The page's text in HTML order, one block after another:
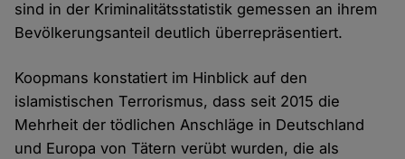
sind in der Kriminalitätsstatistik gemessen an ihrem
Bevölkerungsanteil deutlich überrepräsentiert.
Koopmans konstatiert im Hinblick auf den
islamistischen Terrorismus, dass seit 2015 die
Mehrheit der tödlichen Anschläge in Deutschland
und Europa von Tätern verübt wurden, die als